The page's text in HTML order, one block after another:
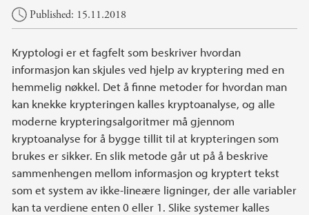
Main content
Published: 15.11.2018
Kryptologi er et fagfelt som beskriver hvordan
informasjon kan skjules ved hjelp av kryptering med en
hemmelig nøkkel. Det å finne metoder for hvordan man
kan knekke krypteringen kalles kryptoanalyse, og alle
moderne krypteringsalgoritmer må gjennom
kryptoanalyse for å bygge tillit til at krypteringen som
brukes er sikker. En slik metode går ut på å beskrive
sammenhengen mellom informasjon og kryptert tekst
som et system av ikke-lineære ligninger, der alle variabler
kan ta verdiene enten 0 eller 1. Slike systemer kalles